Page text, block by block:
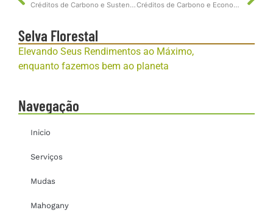
Créditos de Carbono e Sustentabilidade Corporativa em Escolas Créditos de Carbono e Economia Circular: Transformando Resíduos em Recursos
Selva Florestal
Elevando Seus Rendimentos ao Máximo,
enquanto fazemos bem ao planeta
Navegação
Inicio
Serviços
Mudas
Mahogany